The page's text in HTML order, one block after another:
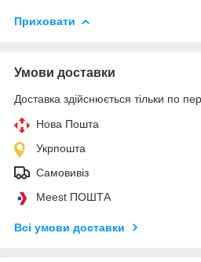
Приховати
Умови доставки
Доставка здійснюється тільки по
Нова Пошта
Укрпошта
Самовивіз
Meest ПОШТА
Всі умови доставки